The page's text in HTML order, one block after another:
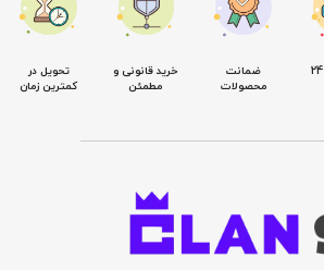
پشتیبانی 24
ضمانت
محصولات
خرید قانونی و
مطمئن
تحویل در
کمترین زمان